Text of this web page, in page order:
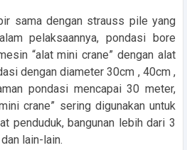
sama dengan strauss pile yang
pelaksaannya, pondasi bore
“alat mini crane” dengan alat
dengan diameter 30cm , 40cm ,
pondasi mencapai 30 meter,
crane” sering digunakan untuk
penduduk, bangunan lebih dari 3
lain-lain.